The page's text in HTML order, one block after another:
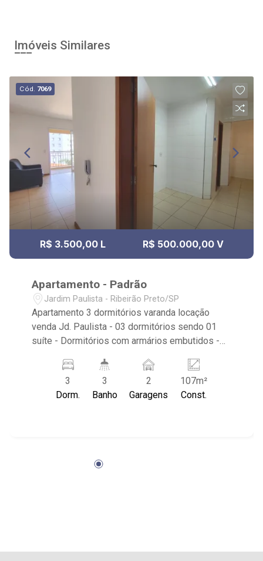
Imóveis Similares
Cód. 7069
R$ 3.500,00 L R$ 500.000,00 V
Apartamento - Padrão
Jardim Paulista - Ribeirão Preto/SP
Apartamento 3 dormitórios varanda locação
venda Jd. Paulista - 03 dormitórios sendo 01
suíte - Dormitórios com armários embutidos -
churrasqueira - Cozinha planejada - Área de
serviço - Completo em armários - 02 vagas de
garagem cobertas - Condomínio oferece: salão
3
Dorm.
3
Banho
2
Garagens
107m²
Const.